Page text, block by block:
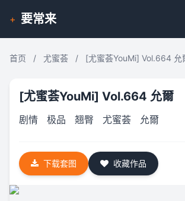
+ 要常来
首页 / 尤蜜荟 / [尤蜜荟YouMi] Vol.664 允
[尤蜜荟YouMi] Vol.664 允爾
剧情 极品 翘臀 尤蜜荟 允爾
下载套图 收藏作品